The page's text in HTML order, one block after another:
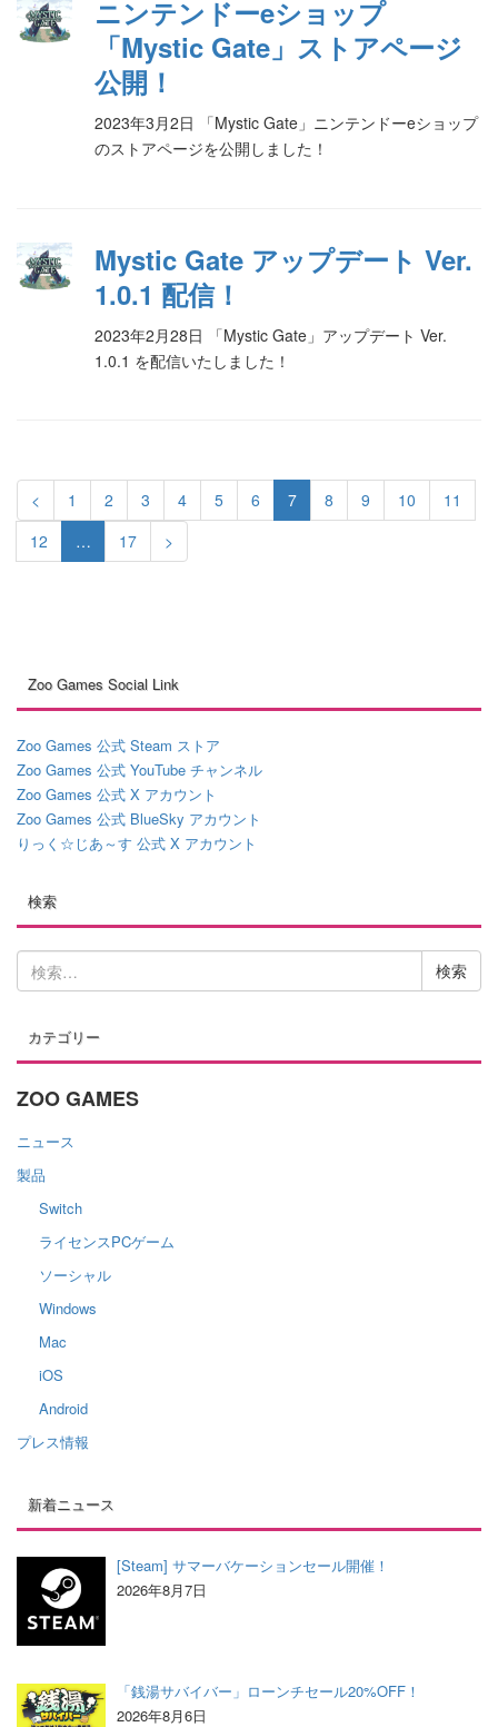
ニンテンドーeショップ
「Mystic Gate」ストアページ
公開！
2023年3月2日 「Mystic Gate」ニンテンドーeショップ
のストアページを公開しました！
Mystic Gate アップデート Ver.
1.0.1 配信！
2023年2月28日 「Mystic Gate」アップデート Ver.
1.0.1 を配信いたしました！
< 1 2 3 4 5 6 7 8 9 10
11
12
… 17 >
Zoo Games Social Link
Zoo Games 公式 Steam ストア
Zoo Games 公式 YouTube チャンネル
Zoo Games 公式 X アカウント
Zoo Games 公式 BlueSky アカウント
りっく☆じあ～す 公式 X アカウント
検索
検
索:
カテゴリー
ZOO GAMES
ニュース
製品
Switch
ライセンスPCゲーム
ソーシャル
Windows
Mac
iOS
Android
プレス情報
新着ニュース
[Steam] サマーバケーションセール開催！
2026年8月7日
「銭湯サバイバー」ローンチセール20%OFF！
2026年8月6日